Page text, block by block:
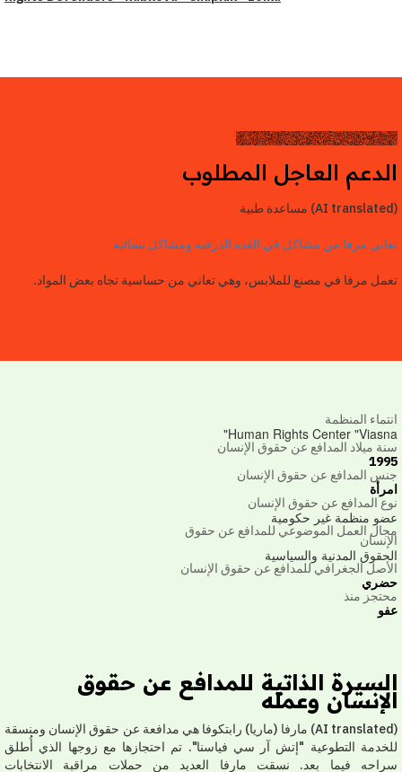
العاجل المطلوب
مرفا من مشاكل في الغدة الدرقية ومشاكل نسائية
مرفا في مصنع للملابس، وهي تعاني من حساسية تجاه بعض المواد.
المنظمة
Human Rights Center
ميلاد المدافع عن حقوق الإنسان
المدافع عن حقوق الإنسان
المدافع عن حقوق الإنسان
منظمة غير حكومية
العمل الموضوعي للمدافع عن حقوق
المدنية والسياسية
الجغرافي للمدافع عن حقوق الإنسان
منذ
الذاتية للمدافع عن حقوق
وعمله
(AI translated) مارفا (ماريا) رابتكوفا هي مدافعة عن حقوق الإنسان ومنسقة
التطوعية "إتش آر سي فياسنا". تم احتجازها مع زوجها الذي أُطلق
فيما بعد. نسقت مارفا العديد من حملات مراقبة الانتخابات